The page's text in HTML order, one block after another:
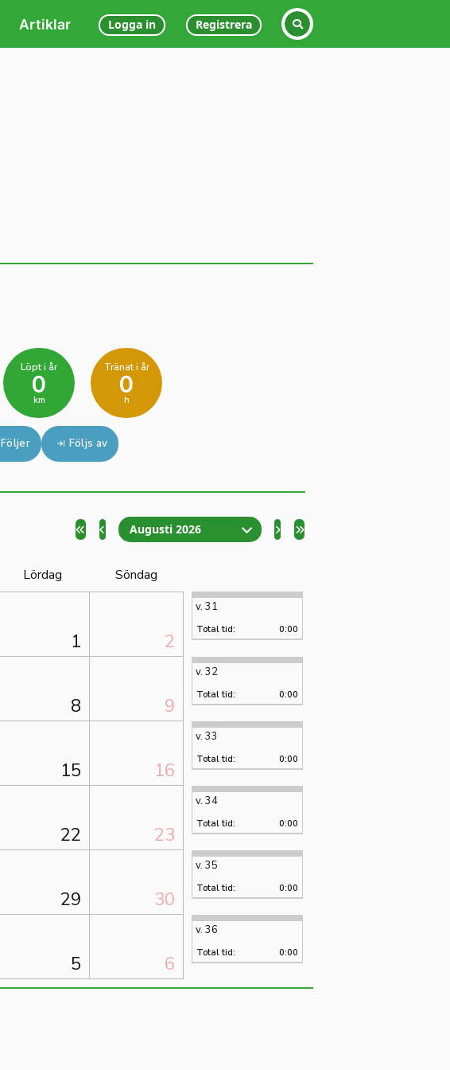
Artiklar Logga in Registrera
Löpt i år
0
km
Tränat i år
0
h
Följer Följs av
Augusti 2026
Lördag Söndag
1 2
v. 31
Total tid: 0:00
8 9
v. 32
Total tid: 0:00
15 16
v. 33
Total tid: 0:00
22 23
v. 34
Total tid: 0:00
29 30
v. 35
Total tid: 0:00
5 6
v. 36
Total tid: 0:00